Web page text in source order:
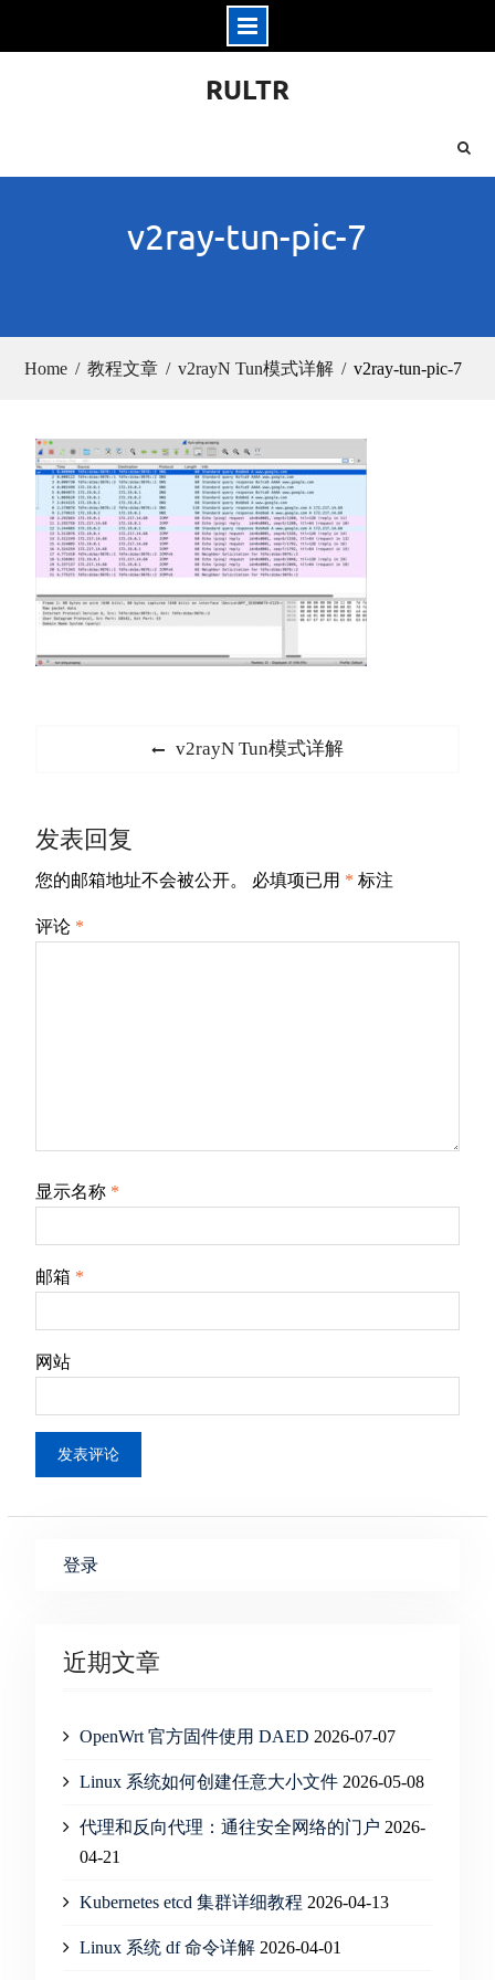
RULTR
v2ray-tun-pic-7
Home 教程文章 v2rayN Tun模式详解 v2ray-tun-pic-7
航
Previous
v2rayN Tun模式详解
发表回复
您的邮箱地址不会被公开。 必填项已用 * 标注
评论 *
显示名称 *
邮箱 *
网站
登录
近期文章
OpenWrt 官方固件使用 DAED 2026-07-07
Linux 系统如何创建任意大小文件 2026-05-08
代理和反向代理：通往安全网络的门户 2026-
04-21
Kubernetes etcd 集群详细教程 2026-04-13
Linux 系统 df 命令详解 2026-04-01